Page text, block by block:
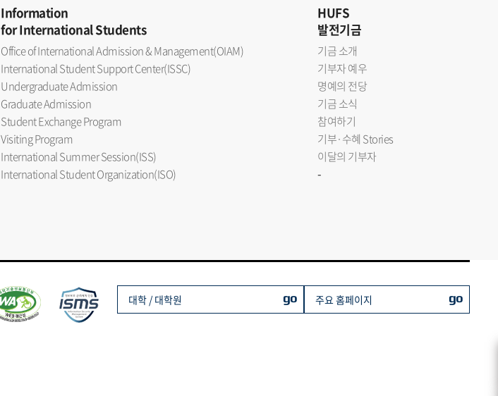
Information
for International Students
Office of International Admission & Management(OIAM)
International Student Support Center(ISSC)
Undergraduate Admission
Graduate Admission
Student Exchange Program
Visiting Program
International Summer Session(ISS)
International Student Organization(ISO)
HUFS
발전기금
기금 소개
기부자 예우
명예의 전당
기금 소식
참여하기
기부·수혜 Stories
이달의 기부자
-
대학 / 대학원 go 주요 홈페이지 go